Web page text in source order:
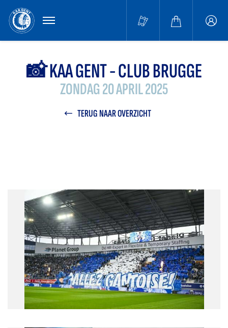
MENU
📸 KAA GENT - CLUB BRUGGE
ZONDAG 20 APRIL 2025
TERUG NAAR OVERZICHT